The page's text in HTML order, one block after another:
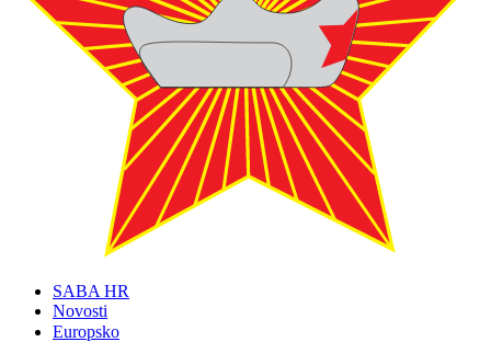
SABA HR
Novosti
Europsko